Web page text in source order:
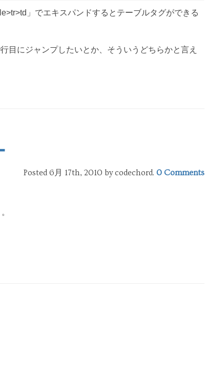
」でエキスパンドするとテーブルタグができる
目にジャンプしたいとか、そういうどちらかと言え
Posted 6月 17th, 2010 by codechord. 0 Comments